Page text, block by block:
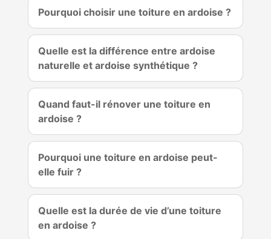
Pourquoi choisir une toiture en ardoise ?
Quelle est la différence entre ardoise
naturelle et ardoise synthétique ?
Quand faut-il rénover une toiture en
ardoise ?
Pourquoi une toiture en ardoise peut-
elle fuir ?
Quelle est la durée de vie d’une toiture
en ardoise ?